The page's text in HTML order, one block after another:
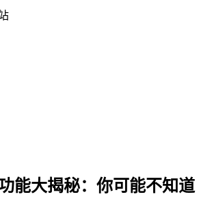
能大揭秘：你可能不知道